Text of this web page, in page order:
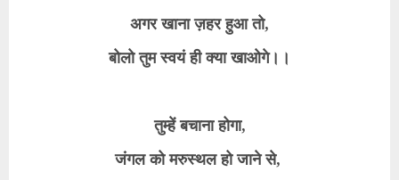
अगर खाना ज़हर हुआ तो,
बोलो तुम स्वयं ही क्या खाओगे।।
तुम्हें बचाना होगा,
जंगल को मरुस्थल हो जाने से,